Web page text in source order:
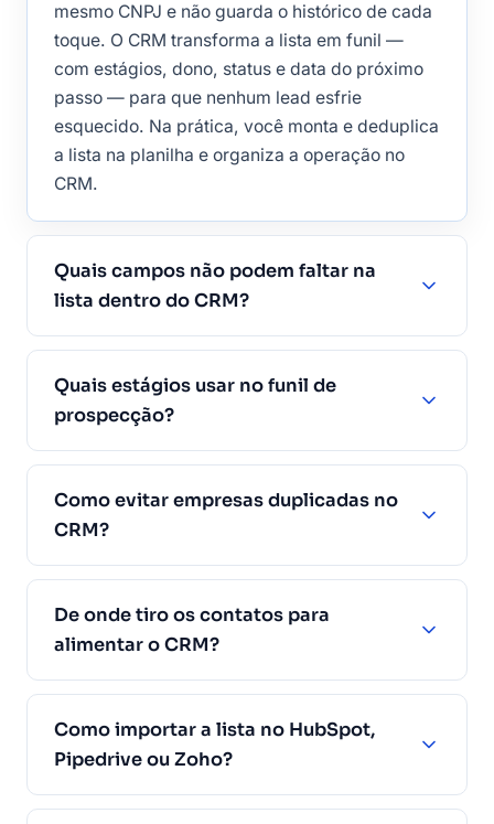
mesmo CNPJ e não guarda o histórico de cada
toque. O CRM transforma a lista em funil —
com estágios, dono, status e data do próximo
passo — para que nenhum lead esfrie
esquecido. Na prática, você monta e deduplica
a lista na planilha e organiza a operação no
CRM.
Quais campos não podem faltar na
lista dentro do CRM?
Quais estágios usar no funil de
prospecção?
Como evitar empresas duplicadas no
CRM?
De onde tiro os contatos para
alimentar o CRM?
Como importar a lista no HubSpot,
Pipedrive ou Zoho?